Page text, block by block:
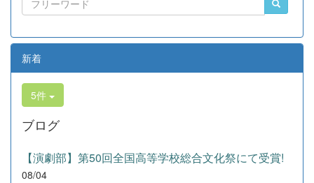
新着
5件
ブログ
【演劇部】第50回全国高等学校総合文化祭にて受賞!
08/04